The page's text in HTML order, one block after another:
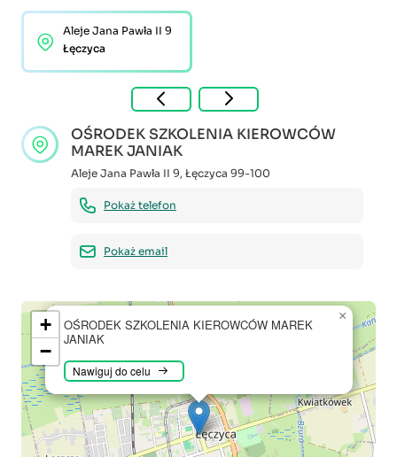
Aleje Jana Pawła II 9
Łęczyca
OŚRODEK SZKOLENIA KIEROWCÓW
MAREK JANIAK
Aleje Jana Pawła II 9, Łęczyca 99-100
Pokaż telefon
Pokaż email
OŚRODEK SZKOLENIA KIEROWCÓW MAREK
JANIAK
Nawiguj do celu
×
+
−